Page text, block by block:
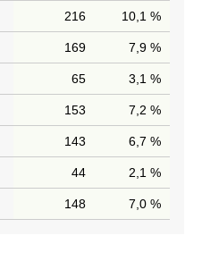
216 10,1 %
169 7,9 %
65 3,1 %
153 7,2 %
143 6,7 %
44 2,1 %
148 7,0 %